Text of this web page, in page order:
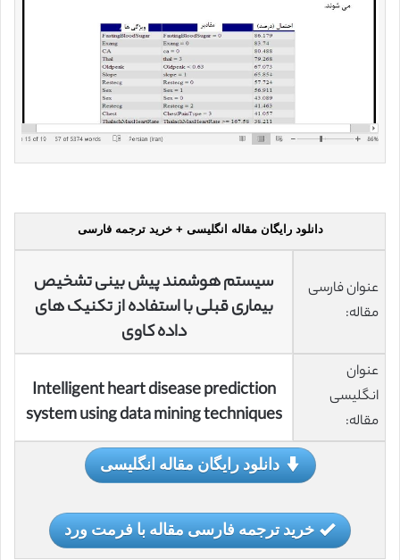
دانلود رایگان مقاله انگلیسی + خرید ترجمه فارسی
عنوان فارسی
مقاله:
سیستم هوشمند پیش بینی تشخیص
بیماری قبلی با استفاده از تکنیک های
داده کاوی
عنوان
انگلیسی
مقاله:
Intelligent heart disease prediction
system using data mining techniques
دانلود رایگان مقاله انگلیسی
خرید ترجمه فارسی مقاله با فرمت ورد